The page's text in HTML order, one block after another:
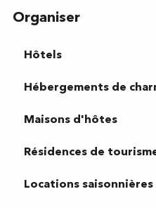
Organiser
Hôtels
Hébergements de
Maisons d'hôtes
Résidences de
Locations saisonnières
erreur
Brochures